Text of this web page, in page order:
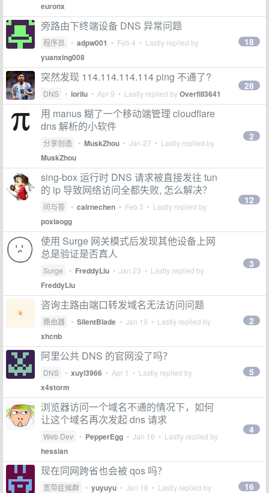
euronx
旁路由下终端设备 DNS 异常问题
程序员 • adpw001 • Feb 4 • Lastly replied by
yuanxing008
18
突然发现 114.114.114.114 ping 不通了?
DNS • iorilu • Apr 9 • Lastly replied byOverfill3641
28
用 manus 糊了一个移动端管理 cloudflare
dns 解析的小软件
分享创造 • MuskZhou • Jan 27 • Lastly replied by
MuskZhou
2
sing-box 运行时 DNS 请求被直接发往 tun
的 ip 导致网络访问全都失败, 怎么解决？
问与答 • cairnechen • Feb 3 • Lastly replied by
poxiaogg
12
使用 Surge 网关模式后发现其他设备上网
总是验证是否真人
Surge • FreddyLiu • Jan 23 • Lastly replied by
FreddyLiu
3
咨询主路由端口转发域名无法访问问题
路由器 • SilentBlade • Jan 19 • Lastly replied by
xhcnb
2
阿里公共 DNS 的官网没了吗？
DNS • xuyi3966 • Apr 1 • Lastly replied by
x4storm
5
浏览器访问一个域名不通的情况下，如何
让这个域名再次发起 dns 请求
Web Dev • PepperEgg • Jan 16 • Lastly replied by
hessian
4
现在同网跨省也会被 qos 吗？
宽带症候群 • yuyuyu • Jan 18 • Lastly replied by 16